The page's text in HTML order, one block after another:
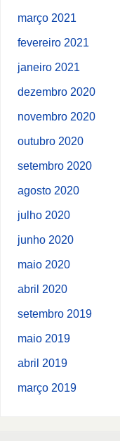
março 2021
fevereiro 2021
janeiro 2021
dezembro 2020
novembro 2020
outubro 2020
setembro 2020
agosto 2020
julho 2020
junho 2020
maio 2020
abril 2020
setembro 2019
maio 2019
abril 2019
março 2019